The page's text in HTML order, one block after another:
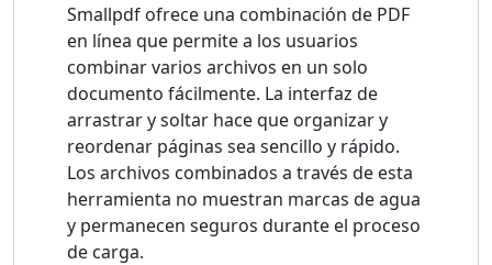
Smallpdf ofrece una combinación de PDF
en línea que permite a los usuarios
combinar varios archivos en un solo
documento fácilmente. La interfaz de
arrastrar y soltar hace que organizar y
reordenar páginas sea sencillo y rápido.
Los archivos combinados a través de esta
herramienta no muestran marcas de agua
y permanecen seguros durante el proceso
de carga.